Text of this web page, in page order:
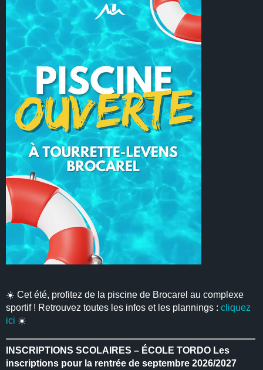
☀️ Cet été, profitez de la piscine de Brocarel au complexe
sportif ! Retrouvez toutes les infos et les plannings :cliquez
ici ☀️
INSCRIPTIONS SCOLAIRES – ÉCOLE TORDO Les
inscriptions pour la rentrée de septembre 2026/2027